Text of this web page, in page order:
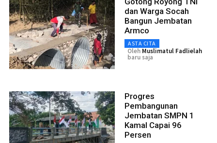
dan Warga Socah
Bangun Jembatan
Armco
ASTA CITA
Oleh Muslimatul Fadlielah
baru saja
Progres
Pembangunan
Jembatan SMPN 1
Kamal Capai 96
Persen